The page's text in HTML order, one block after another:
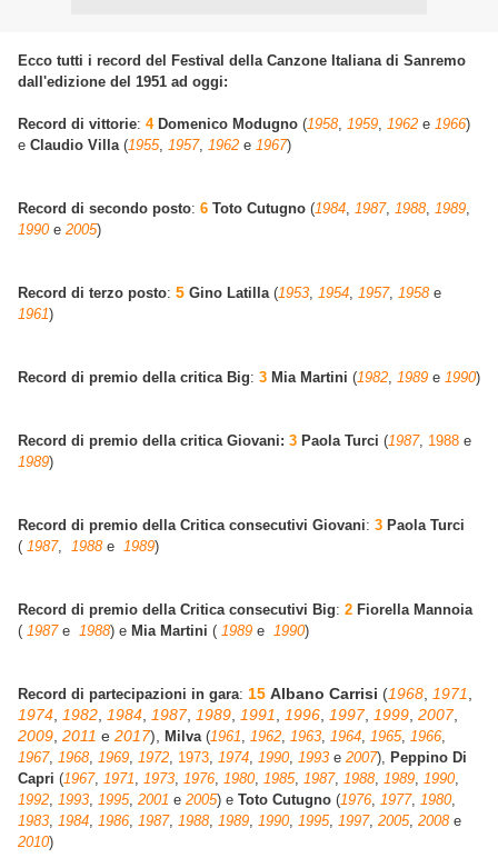
Ecco tutti i record del Festival della Canzone Italiana di Sanremo
dall'edizione del 1951 ad oggi:
Record di vittorie: 4Domenico Modugno (1958, 1959, 1962 e 1966)
e Claudio Villa (1955, 1957, 1962 e 1967)
Record di secondo posto: 6 Toto Cutugno (1984, 1987, 1988, 1989,
1990 e 2005)
Record di terzo posto: 5 Gino Latilla (1953, 1954, 1957, 1958 e
1961)
Record di premio della critica Big: 3 Mia Martini (1982, 1989 e 1990)
Record di premio della critica Giovani: 3 Paola Turci (1987, 1988 e
1989)
Record di premio della Critica consecutivi Giovani: 3 Paola Turci
( 1987, 1988 e 1989)
Record di premio della Critica consecutivi Big: 2 Fiorella Mannoia
( 1987 e 1988) e Mia Martini ( 1989 e 1990)
Record di partecipazioni in gara: 15 Albano Carrisi (1968 1971
1974
1982 1984 1987, 1989 1991 1996 1997, 1999 2007,
2009 2011 e 2017), Milva (1961, 1962, 1963, 1964, 1965, 1966,
1967, 1968, 1969, 1972, 1973, 1974, 1990, 1993 e 2007), Peppino Di
Capri (1967, 1971, 1973, 1976, 1980, 1985, 1987, 1988, 1989, 1990,
1992, 1993, 1995, 2001 e 2005) e Toto Cutugno (1976, 1977, 1980,
1983, 1984, 1986, 1987, 1988, 1989, 1990, 1995, 1997, 2005, 2008 e
2010)